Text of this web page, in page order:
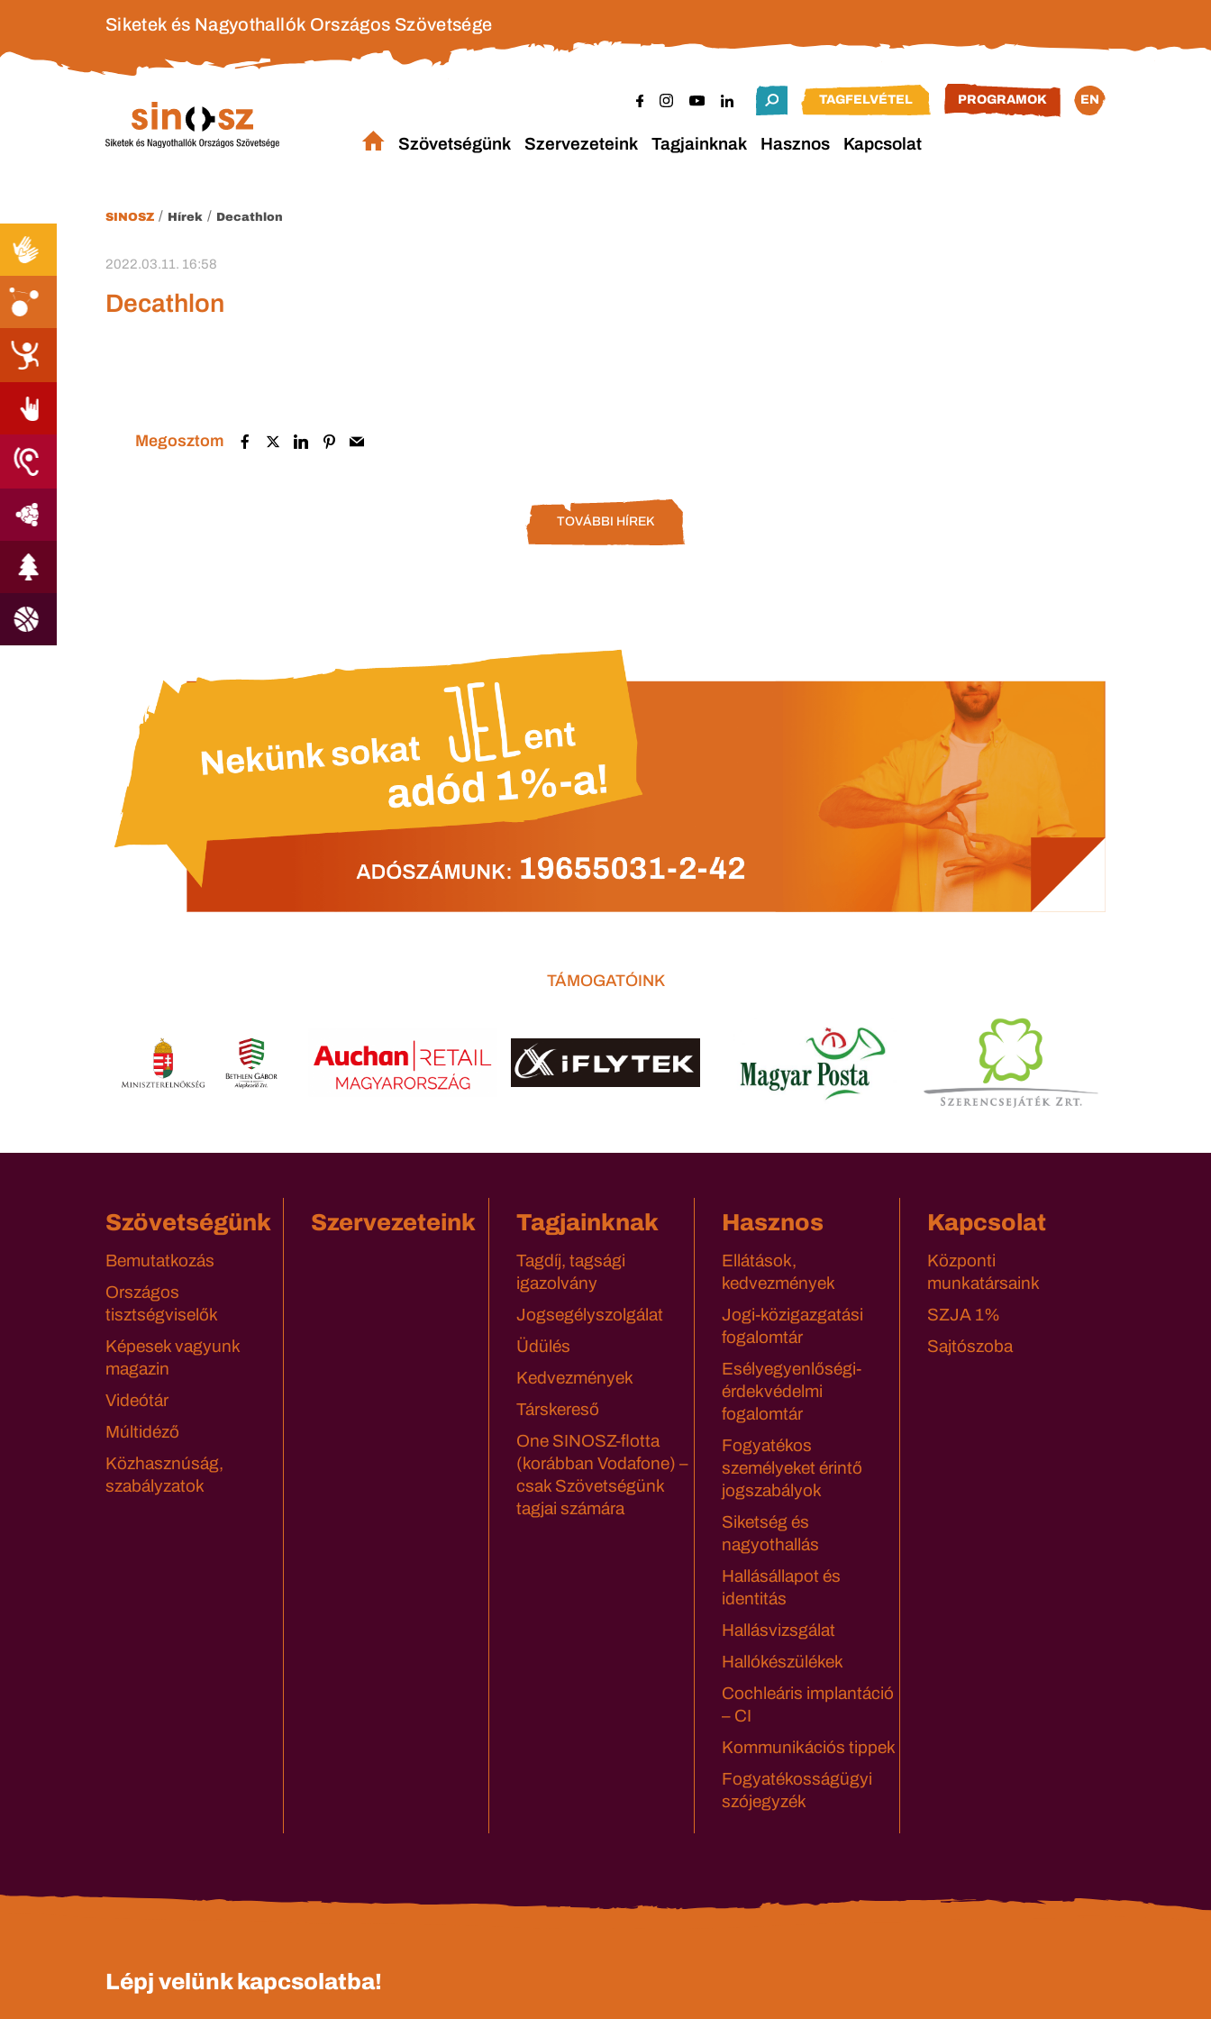
Siketek és Nagyothallók Országos Szövetsége
TAGFELVÉTEL PROGRAMOK EN
Szövetségünk Szervezeteink Tagjainknak Hasznos Kapcsolat
SINOSZ / Hírek / Decathlon
2022.03.11. 16:58
Decathlon
Megosztom
TOVÁBBI HÍREK
TÁMOGATÓINK
Szövetségünk
Bemutatkozás
Országos
tisztségviselők
Képesek vagyunk
magazin
Videótár
Múltidéző
Közhasznúság,
szabályzatok
Szervezeteink Tagjainknak
Tagdíj, tagsági
igazolvány
Jogsegélyszolgálat
Üdülés
Kedvezmények
Társkereső
One SINOSZ-flotta
(korábban Vodafone) –
csak Szövetségünk
tagjai számára
Hasznos
Ellátások,
kedvezmények
Jogi-közigazgatási
fogalomtár
Esélyegyenlőségi-
érdekvédelmi
fogalomtár
Fogyatékos
személyeket érintő
jogszabályok
Siketség és
nagyothallás
Hallásállapot és
identitás
Hallásvizsgálat
Hallókészülékek
Cochleáris implantáció
– CI
Kommunikációs tippek
Fogyatékosságügyi
szójegyzék
Kapcsolat
Központi
munkatársaink
SZJA 1%
Sajtószoba
Lépj velünk kapcsolatba!